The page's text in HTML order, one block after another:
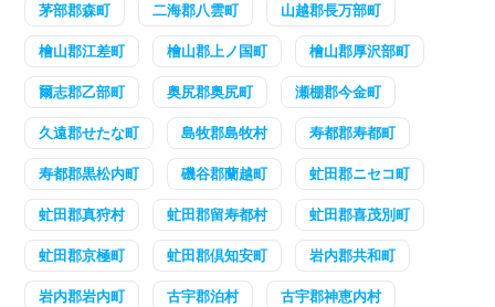
茅部郡森町 二海郡八雲町 山越郡長万部町
檜山郡江差町 檜山郡上ノ国町 檜山郡厚沢部町
爾志郡乙部町 奥尻郡奥尻町 瀬棚郡今金町
久遠郡せたな町 島牧郡島牧村 寿都郡寿都町
寿都郡黒松内町 磯谷郡蘭越町 虻田郡ニセコ町
虻田郡真狩村 虻田郡留寿都村 虻田郡喜茂別町
虻田郡京極町 虻田郡倶知安町 岩内郡共和町
岩内郡岩内町 古宇郡泊村 古宇郡神恵内村